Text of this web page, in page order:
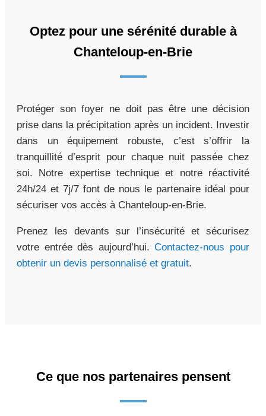
Optez pour une sérénité durable à
Chanteloup-en-Brie
Protéger son foyer ne doit pas être une décision
prise dans la précipitation après un incident. Investir
dans un équipement robuste, c’est s’offrir la
tranquillité d’esprit pour chaque nuit passée chez
soi. Notre expertise technique et notre réactivité
24h/24 et 7j/7 font de nous le partenaire idéal pour
sécuriser vos accès à Chanteloup-en-Brie.
Prenez les devants sur l’insécurité et sécurisez
votre entrée dès aujourd’hui.Contactez-nous pour
obtenir un devis personnalisé et gratuit.
Ce que nos partenaires pensent